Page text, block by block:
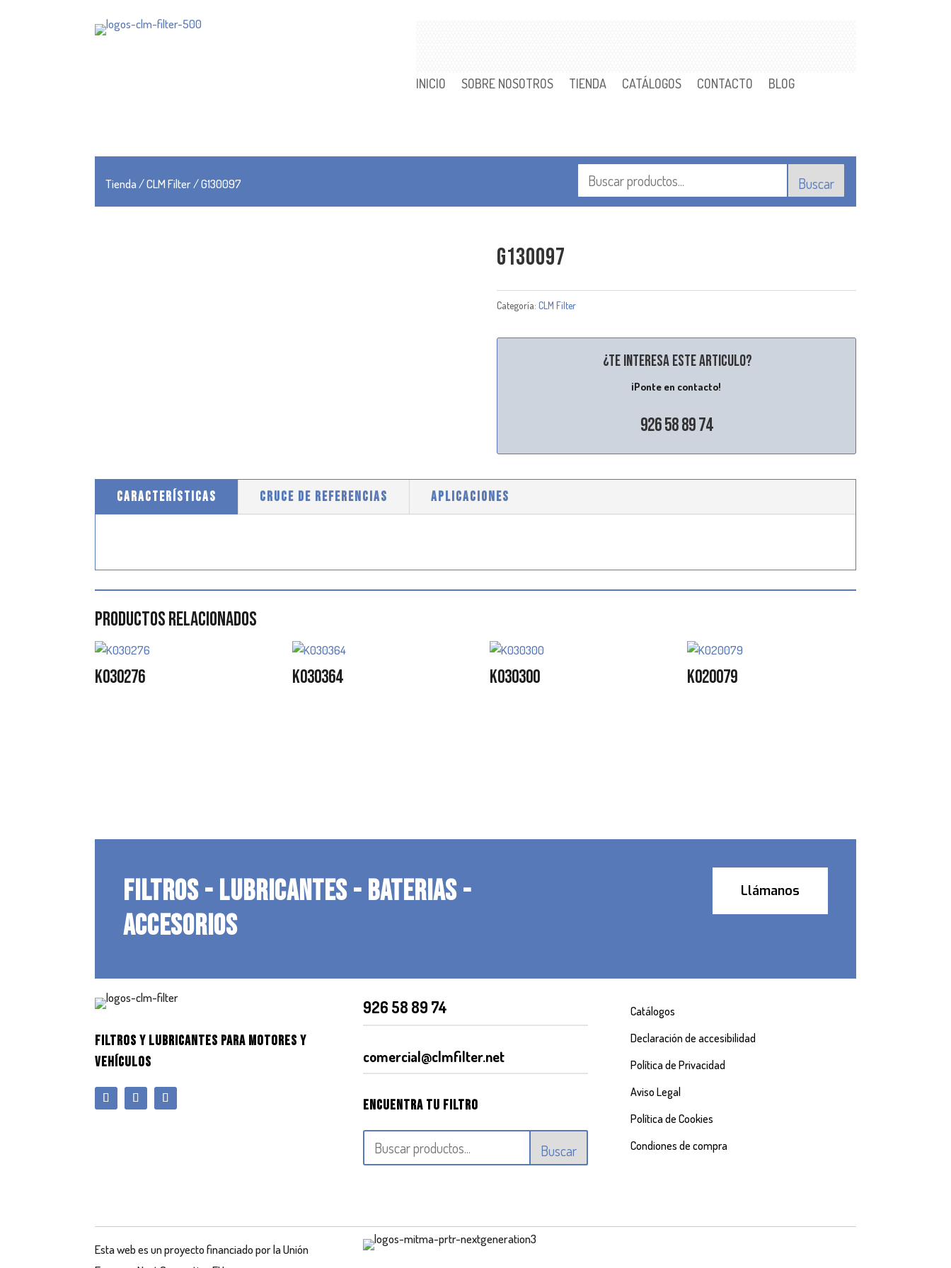
INICIO SOBRE NOSOTROS TIENDA CATÁLOGOS CONTACTO BLOG
Tienda/CLM Filter/ G130097 Buscar
G130097
Categoría: CLM Filter
¿Te interesa este articulo?
¡Ponte en contacto!
926 58 89 74
CARACTERÍSTICAS CRUCE DE REFERENCIAS APLICACIONES
Productos relacionados
K030276 K030364 K030300 K020079
FILTROS - LUBRICANTES - BATERIAS -
ACCESORIOS
Llámanos
FILTROS Y LUBRICANTES PARA MOTORES Y
VEHÍCULOS
926 58 89 74
comercial@clmfilter.net
Encuentra tu filtro
Buscar
Catálogos
Declaración de accesibilidad
Política de Privacidad
Aviso Legal
Política de Cookies
Condiones de compra
Esta web es un proyecto financiado por la Unión